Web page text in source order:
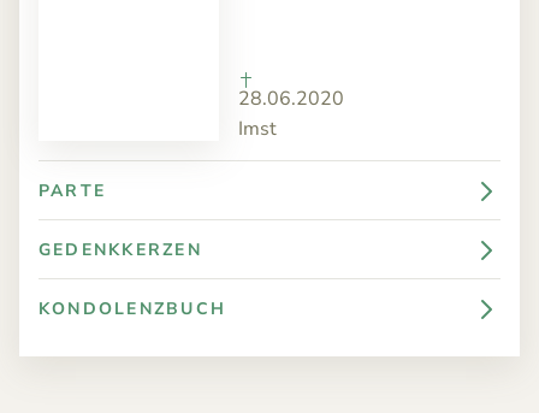
28.06.2020
Imst
PARTE
GEDENKKERZEN
KONDOLENZBUCH